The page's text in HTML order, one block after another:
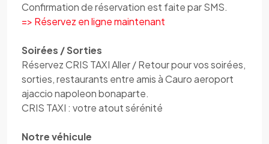
Confirmation de réservation est faite par SMS.
=> Réservez en ligne maintenant
Soirées / Sorties
Réservez CRIS TAXI Aller / Retour pour vos soirées,
sorties, restaurants entre amis à Cauro aeroport
ajaccio napoleon bonaparte.
CRIS TAXI : votre atout sérénité
Notre véhicule